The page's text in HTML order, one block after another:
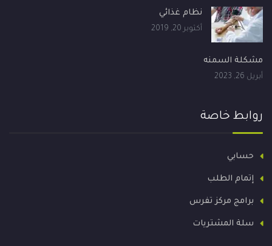
نظام غذائي
أكتوبر 20, 2019
مشكلة السمنه
أبريل 26, 2023
روابط خاصة
حسابي
إتمام الطلب
برامج مركز تفرس
سلة المشتريات